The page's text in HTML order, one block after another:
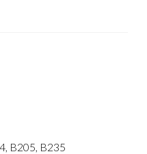
B205, B235